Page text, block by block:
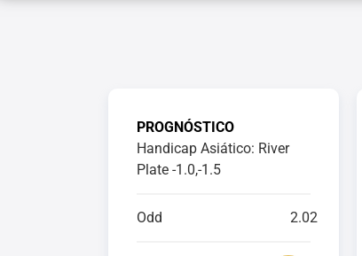
PROGNÓSTICO
Handicap Asiático: River
Plate -1.0,-1.5
Odd 2.02